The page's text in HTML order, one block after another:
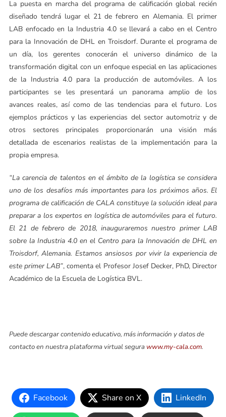
La puesta en marcha del programa de calificación global recién
diseñado tendrá lugar el 21 de febrero en Alemania. El primer
LAB enfocado en la Industria 4.0 se llevará a cabo en el Centro
para la Innovación de DHL en Troisdorf. Durante el programa de
un día, los gerentes conocerán el universo dinámico de la
transformación digital con un enfoque especial en las aplicaciones
de la Industria 4.0 para la producción de automóviles. A los
participantes se les presentará un panorama amplio de los
avances reales, así como de las tendencias para el futuro. Los
ejemplos prácticos y las experiencias del sector automotriz y de
otros sectores principales proporcionarán una visión más
detallada de escenarios realistas de la implementación para la
propia empresa.
“La carencia de talentos en el ámbito de la logística se considera
uno de los desafíos más importantes para los próximos años. El
programa de calificación de CALA constituye la solución ideal para
preparar a los expertos en logística de automóviles para el futuro.
El 21 de febrero de 2018, inauguraremos nuestro primer LAB
sobre la Industria 4.0 en el Centro para la Innovación de DHL en
Troisdorf, Alemania. Estamos ansiosos por vivir la experiencia de
este primer LAB”, comenta el Profesor Josef Decker, PhD, Director
Académico de la Escuela de Logística BVL.
Puede descargar contenido educativo, más información y datos de
contacto en nuestra plataforma virtual segura www.my-cala.com.
Facebook Share on X LinkedIn